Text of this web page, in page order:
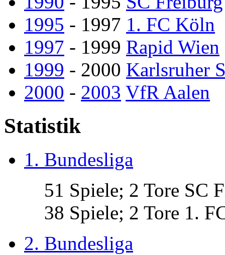
1995 - 1997 1. FC Köln
1997 - 1999 Rapid Wien
1999 - 2000 Karlsruher
2000 - 2003 VfR Aalen
Statistik
1. Bundesliga
51 Spiele; 2 Tore SC
38 Spiele; 2 Tore 1.
2. Bundesliga